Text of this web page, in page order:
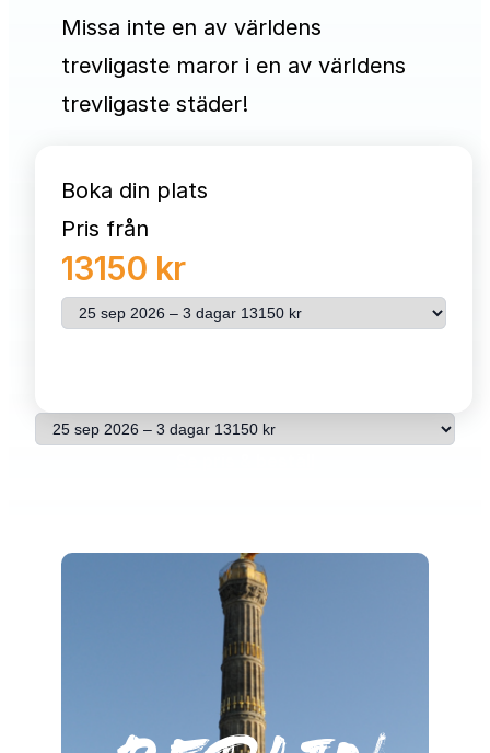
Missa inte en av världens
trevligaste maror i en av världens
trevligaste städer!
Boka din plats
Pris från
13150 kr
Välj resa
Välj resa